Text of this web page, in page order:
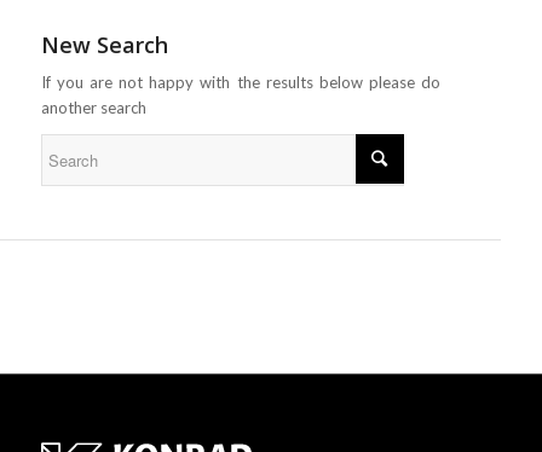
New Search
If you are not happy with the results below please do
another search